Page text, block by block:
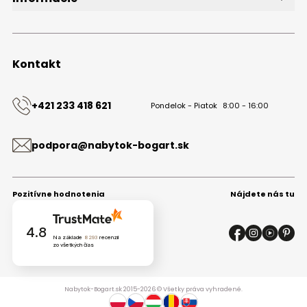
Obchodné podmienky
Kontakt
Kontakt
+421 233 418 621 Pondelok - Piatok 8:00 - 16:00
podpora@nabytok-bogart.sk
Pozitívne hodnotenia
4.8 Na základe 8293 recenzií
zo všetkých čias
Nájdete nás tu
Nabytok-Bogart.sk 2015-2026 © Všetky práva vyhradené.